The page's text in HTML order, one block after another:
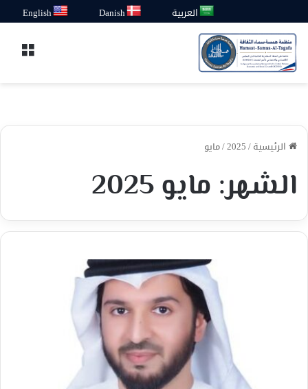
العربية Danish
English
الرئيسية/
2025
/مايو
الشهر: مايو 2025